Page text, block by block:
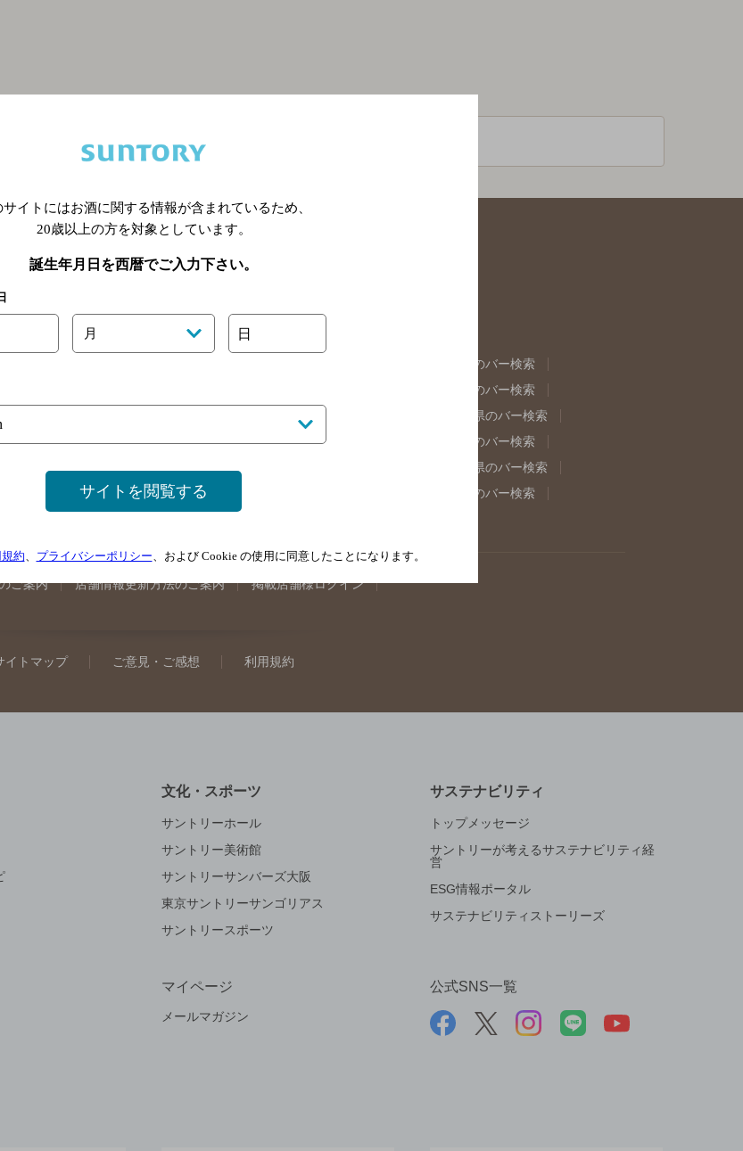
関連ページ
福島県のバー検索
索
東京都のバー検索
検索
岐阜県のバー検索
検索 大阪府のバー検索 京都府のバー検索 兵庫県のバー検索
奈良県のバー検索
岡山県のバー検索 山口県のバー検索
島根県のバー検索
高知県のバー検索 福岡県のバー検索
佐賀県のバー検索
ご案内 店舗情報更新方法のご案内 掲載店舗様ログイン
イトマップ ご意見・ご感想 利用規約
文化・スポーツ
サントリーホール
サントリー美術館
サントリーサンバーズ大阪
東京サントリーサンゴリアス
サントリースポーツ
サステナビリティ
トップメッセージ
サントリーが考えるサステナビリティ経
営
ESG情報ポータル
サステナビリティストーリーズ
マイページ
メールマガジン
公式SNS一覧
サイトにはお酒に関する情報が含まれているため、
20歳以上の方を対象としています。
誕生年月日を西暦でご入力下さい。
月 日
サイトを閲覧する
約、 プライバシーポリシー、および Cookie の使用に同意したことになります。